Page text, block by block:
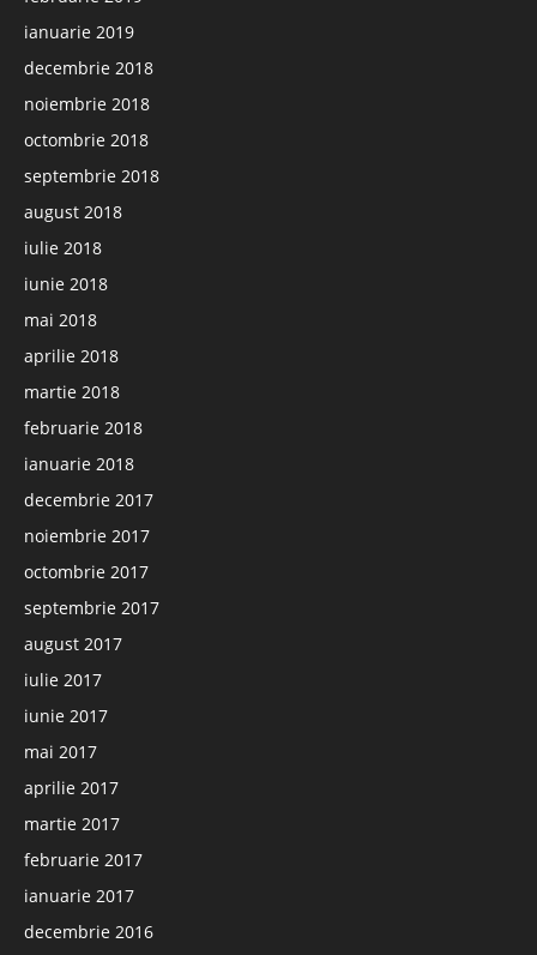
ianuarie 2019
decembrie 2018
noiembrie 2018
octombrie 2018
septembrie 2018
august 2018
iulie 2018
iunie 2018
mai 2018
aprilie 2018
martie 2018
februarie 2018
ianuarie 2018
decembrie 2017
noiembrie 2017
octombrie 2017
septembrie 2017
august 2017
iulie 2017
iunie 2017
mai 2017
aprilie 2017
martie 2017
februarie 2017
ianuarie 2017
decembrie 2016